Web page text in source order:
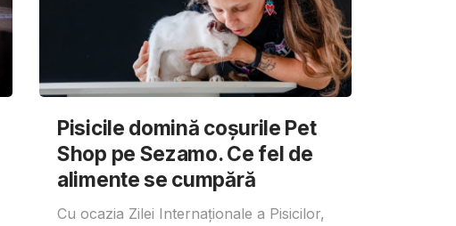
Pisicile domină coșurile Pet
Shop pe Sezamo. Ce fel de
alimente se cumpără
Cu ocazia Zilei Internaționale a Pisicilor,